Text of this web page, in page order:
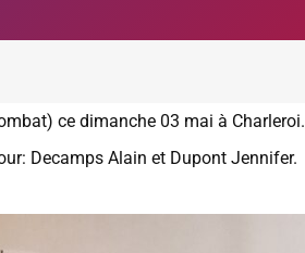
ce dimanche 03 mai à Charleroi.
Decamps Alain et Dupont Jennifer.